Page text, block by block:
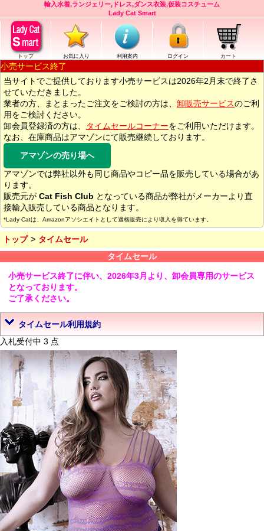
輸入水着,ランジェリー,ドレス,ダンス衣装,仮装コスチューム
Lady Cat Smart
トップ お気に入り 利用案内 ログイン カート
小売サービス終了
当サイトでご提供しております小売サービスは2026年2月末で終了さ
せていただきました。
業者の方、まとまったご注文をご検討の方は、 卸販売サービスのご利
用をご検討ください。
卸会員登録済の方は、
タイムセールコーナーをご利用いただけます。
なお、在庫商品はアマゾンにて販売継続しております。
アマゾンの売り場へ
アマゾンでは弊社以外も同じ商品やコピー品を販売している場合があ
ります。
販売元が Cat Fish Club となっている商品が弊社がメーカーより直
接輸入販売している商品となります。
*Lady Catは、Amazonアソシエイトとして適格販売により収入を得ています。
トップ
タイムセール
タイムセール
小売サービス終了に伴い、2026年3月より、卸会員専用のサービス
となっております。
ご了承ください。
タイムセール利用規約
入札受付中 3 点